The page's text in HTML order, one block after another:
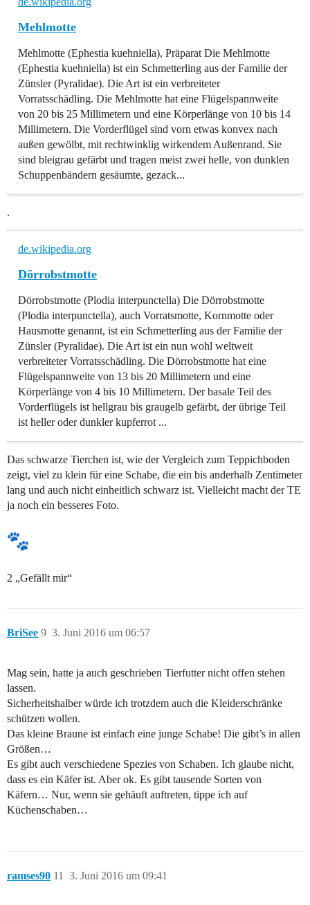
Mehlmotte
Mehlmotte (Ephestia kuehniella), Präparat Die Mehlmotte
(Ephestia kuehniella) ist ein Schmetterling aus der Familie der
Zünsler (Pyralidae). Die Art ist ein verbreiteter
Vorratsschädling. Die Mehlmotte hat eine Flügelspannweite
von 20 bis 25 Millimetern und eine Körperlänge von 10 bis 14
Millimetern. Die Vorderflügel sind vorn etwas konvex nach
außen gewölbt, mit rechtwinklig wirkendem Außenrand. Sie
sind bleigrau gefärbt und tragen meist zwei helle, von dunklen
Schuppenbändern gesäumte, gezack...
.
de.wikipedia.org
Dörrobstmotte
Dörrobstmotte (Plodia interpunctella) Die Dörrobstmotte
(Plodia interpunctella), auch Vorratsmotte, Kornmotte oder
Hausmotte genannt, ist ein Schmetterling aus der Familie der
Zünsler (Pyralidae). Die Art ist ein nun wohl weltweit
verbreiteter Vorratsschädling. Die Dörrobstmotte hat eine
Flügelspannweite von 13 bis 20 Millimetern und eine
Körperlänge von 4 bis 10 Millimetern. Der basale Teil des
Vorderflügels ist hellgrau bis graugelb gefärbt, der übrige Teil
ist heller oder dunkler kupferrot ...
Das schwarze Tierchen ist, wie der Vergleich zum Teppichboden
zeigt, viel zu klein für eine Schabe, die ein bis anderhalb Zentimeter
lang und auch nicht einheitlich schwarz ist. Vielleicht macht der TE
ja noch ein besseres Foto.
2 „Gefällt mir“
BriSee 3. Juni 2016 um 06:57
9
Mag sein, hatte ja auch geschrieben Tierfutter nicht offen stehen
lassen.
Sicherheitshalber würde ich trotzdem auch die Kleiderschränke
schützen wollen.
Das kleine Braune ist einfach eine junge Schabe! Die gibt’s in allen
Größen…
Es gibt auch verschiedene Spezies von Schaben. Ich glaube nicht,
dass es ein Käfer ist. Aber ok. Es gibt tausende Sorten von
Käfern… Nur, wenn sie gehäuft auftreten, tippe ich auf
Küchenschaben…
ramses90 3. Juni 2016 um 09:41
11